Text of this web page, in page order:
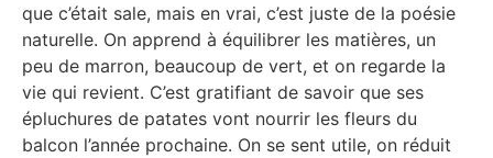
que c’était sale, mais en vrai, c’est juste de la poésie
naturelle. On apprend à équilibrer les matières, un
peu de marron, beaucoup de vert, et on regarde la
vie qui revient. C’est gratifiant de savoir que ses
épluchures de patates vont nourrir les fleurs du
balcon l’année prochaine. On se sent utile, on réduit